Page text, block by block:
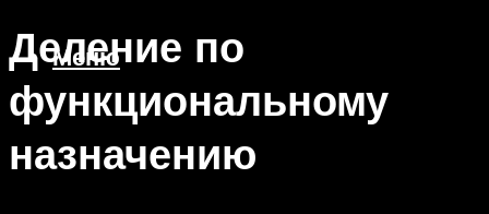
Меню
Деление по
функциональному
назначению